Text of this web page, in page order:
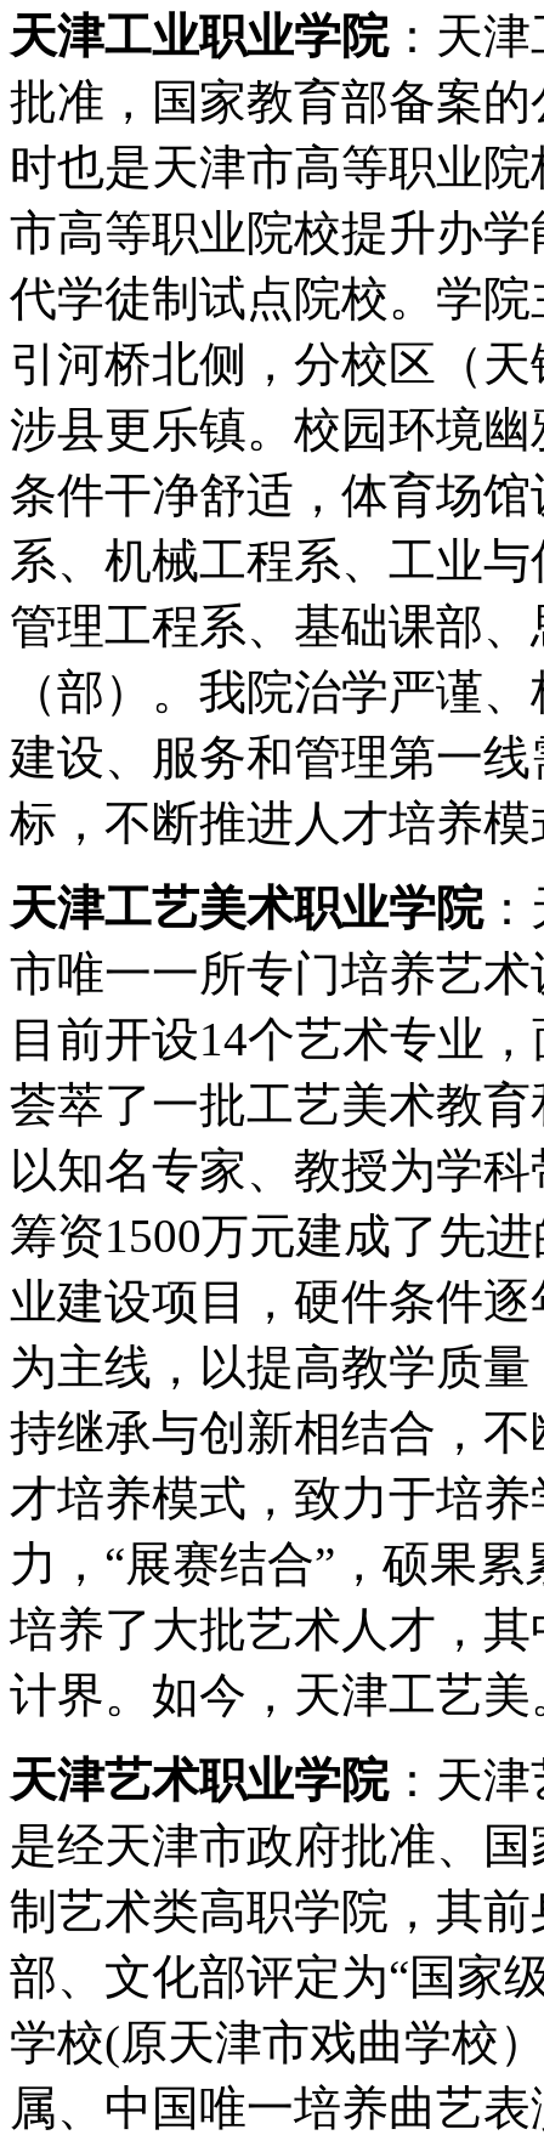
天津工业职业学院：天津
批准，国家教育部备案
时也是天津市高等职业
市高等职业院校提升办
代学徒制试点院校。学
引河桥北侧，分校区（
涉县更乐镇。校园环境
条件干净舒适，体育场
系、机械工程系、工业
管理工程系、基础课部
（部）。我院治学严谨
建设、服务和管理第一
标，不断推进人才培养
天津工艺美术职业学院：
市唯一一所专门培养艺
目前开设14个艺术专业
荟萃了一批工艺美术教
以知名专家、教授为学
筹资1500万元建成了先
业建设项目，硬件条件
为主线，以提高教学质
持继承与创新相结合，
才培养模式，致力于培
力，“展赛结合”，硕果
培养了大批艺术人才，
计界。如今，天津工艺美
天津艺术职业学院：天津
是经天津市政府批准、
制艺术类高职学院，其
部、文化部评定为“国家
学校(原天津市戏曲学校
属、中国唯一培养曲艺